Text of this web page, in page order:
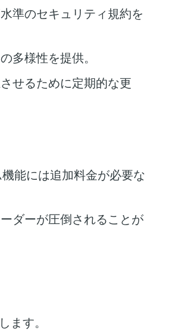
準のセキュリティ規約を
多様性を提供。
せるために定期的な更
能には追加料金が必要な
ダーが圧倒されることが
ます。